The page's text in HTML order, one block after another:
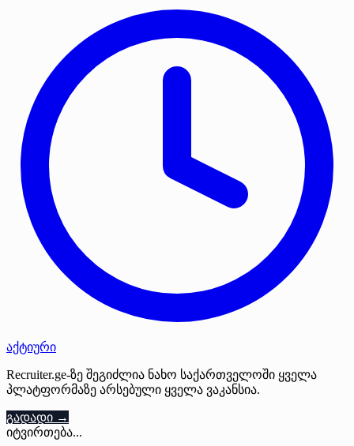
აქტიური
Recruiter.ge-ზე შეგიძლია ნახო საქართველოში ყველა
პლატფორმაზე არსებული ყველა ვაკანსია.
გადადი →
იტვირთება...